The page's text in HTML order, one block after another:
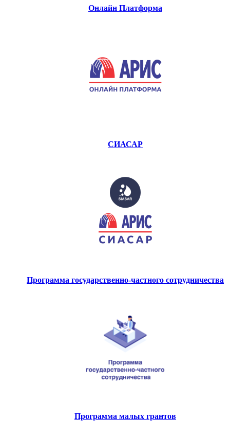
Онлайн Платформа
СИАСАР
Программа государственно-частного сотрудничества
Программа малых грантов